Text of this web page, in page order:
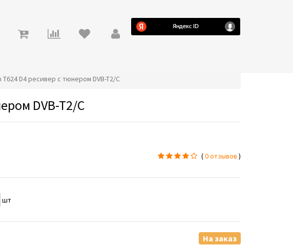
T624 D4 ресивер с тюнером DVB-T2/C
DVB-T2/C
(0 отзывов )
шт
На заказ